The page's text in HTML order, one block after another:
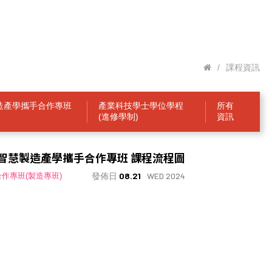
/ 課程資訊
產學攜手合作專班
產業科技學士學位學程
(進修學制)
所有
資訊
慧製造產學攜手合作專班 課程流程圖
專班(製造專班) 發佈日 08.21 WED 2024